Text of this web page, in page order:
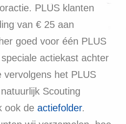
PLUS klanten
van € 25 aan
goed voor één PLUS
actiekast achter
vervolgens het PLUS
Scouting
ook de actiefolder.